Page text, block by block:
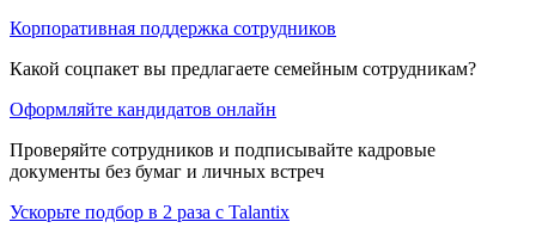
Корпоративная поддержка сотрудников
Какой соцпакет вы предлагаете семейным сотрудникам?
Оформляйте кандидатов онлайн
Проверяйте сотрудников и подписывайте кадровые
документы без бумаг и личных встреч
Ускорьте подбор в 2 раза с Talantix